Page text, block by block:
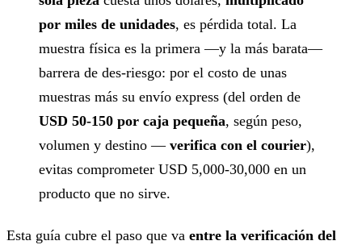
por miles de unidades, es pérdida total. La
muestra física es la primera —y la más barata—
barrera de des-riesgo: por el costo de unas
muestras más su envío express (del orden de
USD 50-150 por caja pequeña, según peso,
volumen y destino — verifica con el courier),
evitas comprometer USD 5,000-30,000 en un
producto que no sirve.
Esta guía cubre el paso que va entre la verificación del